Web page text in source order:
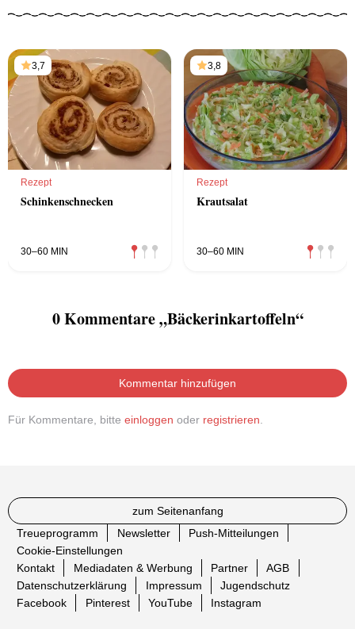
3,7
Rezept
Schinkenschnecken
30–60 MIN
3,8
Rezept
Krautsalat
30–60 MIN
0 Kommentare „Bäckerinkartoffeln“
Kommentar hinzufügen
Für Kommentare, bitte einloggen oder registrieren.
zum Seitenanfang
Treueprogramm
Newsletter
Push-Mitteilungen
Cookie-Einstellungen
Kontakt
Mediadaten & Werbung Partner
AGB
Datenschutzerklärung
Impressum
Jugendschutz
Facebook
Pinterest YouTube Instagram